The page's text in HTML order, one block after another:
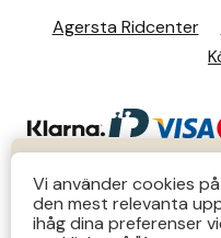
KUNDTJÄNST
Butiks- & telefontider
Agersta Ridcenter
Vi använder cookies
den mest relevanta
ihåg dina preferenser